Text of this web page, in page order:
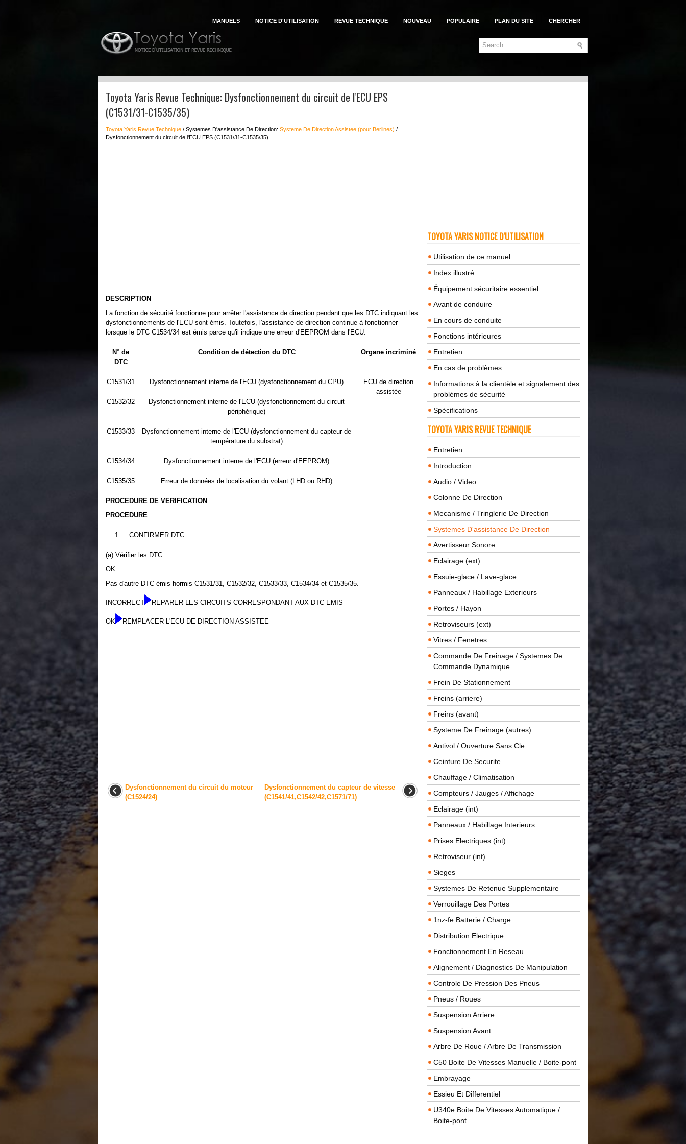
MANUELS NOTICE D'UTILISATION REVUE TECHNIQUE NOUVEAU POPULAIRE PLAN DU SITE CHERCHER
Toyota Yaris Revue Technique: Dysfonctionnement du circuit de l'ECU EPS
(C1531/31-C1535/35)
Toyota Yaris Revue Technique / Systemes D'assistance De Direction: Systeme De Direction Assistee (pour Berlines) /
Dysfonctionnement du circuit de l'ECU EPS (C1531/31-C1535/35)
DESCRIPTION
La fonction de sécurité fonctionne pour arrêter l'assistance de direction pendant que les DTC indiquant les
dysfonctionnements de l'ECU sont émis. Toutefois, l'assistance de direction continue à fonctionner
lorsque le DTC C1534/34 est émis parce qu'il indique une erreur d'EEPROM dans l'ECU.
N° de
DTC
Condition de détection du DTC Organe incriminé
C1531/31 Dysfonctionnement interne de l'ECU (dysfonctionnement du CPU)
ECU de direction
assistée
C1532/32
Dysfonctionnement interne de l'ECU (dysfonctionnement du circuit
périphérique)
C1533/33
Dysfonctionnement interne de l'ECU (dysfonctionnement du capteur de
température du substrat)
C1534/34 Dysfonctionnement interne de l'ECU (erreur d'EEPROM)
C1535/35 Erreur de données de localisation du volant (LHD ou RHD)
PROCEDURE DE VERIFICATION
PROCEDURE
1. CONFIRMER DTC
(a) Vérifier les DTC.
OK:
Pas d'autre DTC émis hormis C1531/31, C1532/32, C1533/33, C1534/34 et C1535/35.
INCORRECT REPARER LES CIRCUITS CORRESPONDANT AUX DTC EMIS
OK REMPLACER L'ECU DE DIRECTION ASSISTEE
Dysfonctionnement du circuit du moteur
(C1524/24)
Dysfonctionnement du capteur de vitesse
(C1541/41,C1542/42,C1571/71)
TOYOTA YARIS NOTICE D'UTILISATION
Utilisation de ce manuel
Index illustré
Équipement sécuritaire essentiel
Avant de conduire
En cours de conduite
Fonctions intérieures
Entretien
En cas de problèmes
Informations à la clientèle et signalement des
problèmes de sécurité
Spécifications
TOYOTA YARIS REVUE TECHNIQUE
Entretien
Introduction
Audio / Video
Colonne De Direction
Mecanisme / Tringlerie De Direction
Systemes D'assistance De Direction
Avertisseur Sonore
Eclairage (ext)
Essuie-glace / Lave-glace
Panneaux / Habillage Exterieurs
Portes / Hayon
Retroviseurs (ext)
Vitres / Fenetres
Commande De Freinage / Systemes De
Commande Dynamique
Frein De Stationnement
Freins (arriere)
Freins (avant)
Systeme De Freinage (autres)
Antivol / Ouverture Sans Cle
Ceinture De Securite
Chauffage / Climatisation
Compteurs / Jauges / Affichage
Eclairage (int)
Panneaux / Habillage Interieurs
Prises Electriques (int)
Retroviseur (int)
Sieges
Systemes De Retenue Supplementaire
Verrouillage Des Portes
1nz-fe Batterie / Charge
Distribution Electrique
Fonctionnement En Reseau
Alignement / Diagnostics De Manipulation
Controle De Pression Des Pneus
Pneus / Roues
Suspension Arriere
Suspension Avant
Arbre De Roue / Arbre De Transmission
C50 Boite De Vitesses Manuelle / Boite-pont
Embrayage
Essieu Et Differentiel
U340e Boite De Vitesses Automatique /
Boite-pont